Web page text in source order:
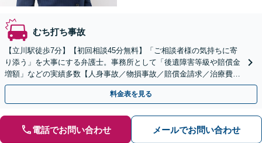
むち打ち事故
【立川駅徒歩7分】【初回相談45分無料】「ご相談者様の気持ちに寄
り添う」を大事にする弁護士。事務所として「後遺障害等級や賠償金
増額」などの実績多数【人身事故／物損事故／賠償金請求／治療費打
ち切り／過失割合】
料金表を見る
電話でお問い合わせ メールでお問い合わせ